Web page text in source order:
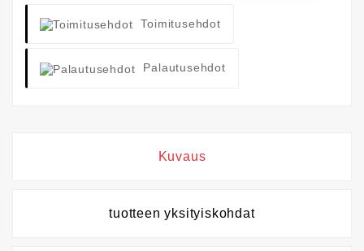
Toimitusehdot
Palautusehdot
Kuvaus
tuotteen yksityiskohdat